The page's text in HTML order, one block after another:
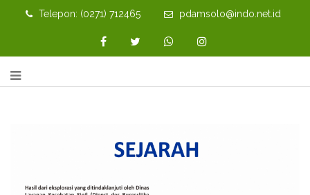
Telepon: (0271) 712465 pdamsolo@indo.net.id